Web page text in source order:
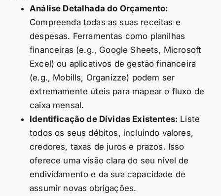
Análise Detalhada do Orçamento:
Compreenda todas as suas receitas e
despesas. Ferramentas como planilhas
financeiras (e.g., Google Sheets, Microsoft
Excel) ou aplicativos de gestão financeira
(e.g., Mobills, Organizze) podem ser
extremamente úteis para mapear o fluxo de
caixa mensal.
Identificação de Dívidas Existentes: Liste
todos os seus débitos, incluindo valores,
credores, taxas de juros e prazos. Isso
oferece uma visão clara do seu nível de
endividamento e da sua capacidade de
assumir novas obrigações.